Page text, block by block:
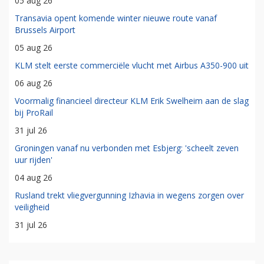
Transavia opent komende winter nieuwe route vanaf
Brussels Airport
05 aug 26
KLM stelt eerste commerciële vlucht met Airbus A350-900 uit
06 aug 26
Voormalig financieel directeur KLM Erik Swelheim aan de slag
bij ProRail
31 jul 26
Groningen vanaf nu verbonden met Esbjerg: 'scheelt zeven
uur rijden'
04 aug 26
Rusland trekt vliegvergunning Izhavia in wegens zorgen over
veiligheid
31 jul 26